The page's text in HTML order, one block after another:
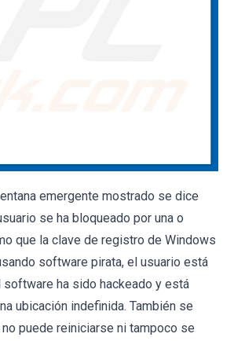
emergente mostrado se dice
se ha bloqueado por una o
que la clave de registro de Windows
software pirata, el usuario está
software ha sido hackeado y está
ubicación indefinida. También se
puede reiniciarse ni tampoco se